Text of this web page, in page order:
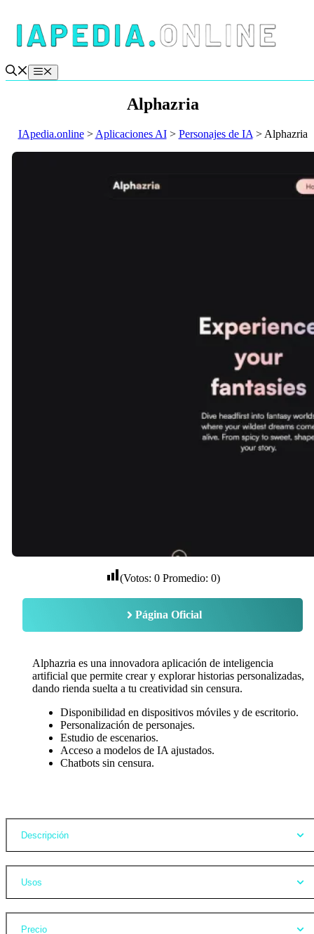
contenido
Menú
Alphazria
IApedia.online> Aplicaciones AI> Personajes de IA > Alphazria
(Votos: 0Promedio: 0)
Página Oficial
Alphazria es una innovadora aplicación de inteligencia
artificial que permite crear y explorar historias personalizadas,
dando rienda suelta a tu creatividad sin censura.
Disponibilidad en dispositivos móviles y de escritorio.
Personalización de personajes.
Estudio de escenarios.
Acceso a modelos de IA ajustados.
Chatbots sin censura.
Descripción
Usos
Precio